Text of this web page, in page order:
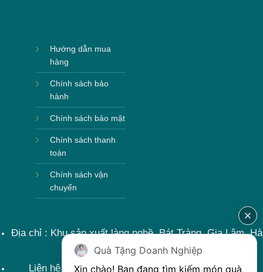
Hướng dẫn mua
hàng
Chính sách bảo
hành
Chính sách bảo mật
Chính sách thanh
toán
Chính sách vận
chuyển
Địa chỉ : Khu sản xuất làng nghề, Bát Tràng, Gia Lâm, Hà
Nội, Việt Nam
Liên hệ : 0915599363 Email: lienhe@khoqua.vn
Quà Tặng Doanh Nghiệp
Xin chào! Bạn đang tìm kiếm món quà